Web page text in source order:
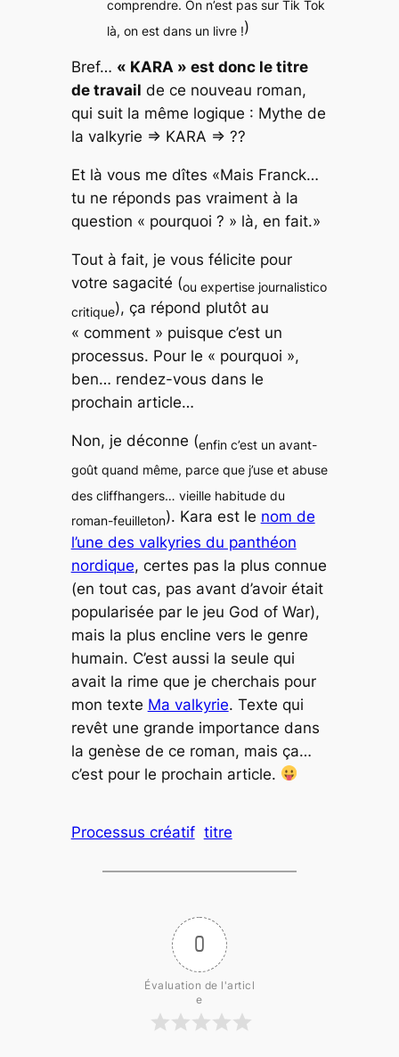
comprendre. On n’est pas sur Tik Tok
là, on est dans un livre !)
Bref… « KARA » est donc le titre
de travail de ce nouveau roman,
qui suit la même logique : Mythe de
la valkyrie => KARA => ??
Et là vous me dîtes «Mais Franck…
tu ne réponds pas vraiment à la
question « pourquoi ? » là, en fait.»
Tout à fait, je vous félicite pour
votre sagacité (ou expertise journalistico
critique), ça répond plutôt au
« comment » puisque c’est un
processus. Pour le « pourquoi »,
ben… rendez-vous dans le
prochain article…
Non, je déconne (enfin c’est un avant-
goût quand même, parce que j’use et abuse
des cliffhangers… vieille habitude du
roman-feuilleton). Kara est le nom de
l’une des valkyries du panthéon
nordique, certes pas la plus connue
(en tout cas, pas avant d’avoir était
popularisée par le jeu God of War),
mais la plus encline vers le genre
humain. C’est aussi la seule qui
avait la rime que je cherchais pour
mon texte Ma valkyrie. Texte qui
revêt une grande importance dans
la genèse de ce roman, mais ça…
c’est pour le prochain article.
Processus créatif titre
0
Évaluation de l'articl
e